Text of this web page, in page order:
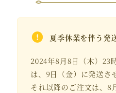
夏季休業を伴う発
2024年8月8日（木）23
は、9日（金）に発送さ
それ以降のご注文は、8